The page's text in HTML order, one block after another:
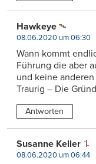
Hawkeye
08.06.2020 um 06:30
Wann kommt
Führung die aber
und keine
Traurig – Die
Antworten
Susanne Keller
08.06.2020 um 06:44